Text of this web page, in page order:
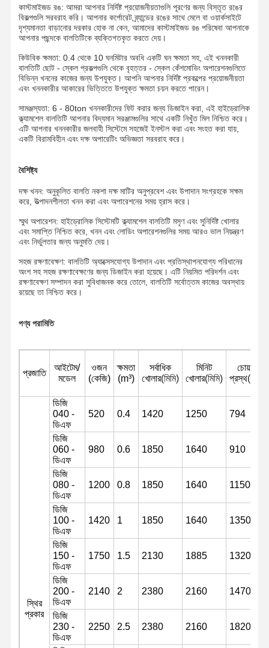
আমাদের সম্পর্কে কারখানা ভ্রমণ মান নিয়ন্ত্রণ খবর
সব ক্ষেত্রেই
উদ্ধৃতির জন্য
আন্ডারকার্সির অংশ
ট্র্যাক রোলার
ক্যারিয়ার রোলার
ফ্রন্ট আইডলার
চেইন স্প্রোক্ট
কাস্টমাইজড রঙ: আমরা আপনার নির্দিষ্ট প্রয়োজনীয়তাগুলি পূরণের জন্য বিস্তৃত রঙের
বিকল্পগুলি সরবরাহ করি। আপনার কর্পোরেট ব্র্যান্ডের রঙের সাথে মেলে বা ওয়ার্কসাইটে
দৃশ্যমানতা বাড়ানোর দরকার হোক না কেন, আমাদের কাস্টমাইজড রঙ পরিষেবা আপনাকে
আপনার পছন্দকে বালতিটিকে ব্যক্তিগতকৃত করতে দেয়।
কিউবিক ক্ষমতা: 0.4 থেকে 10 ঘনমিটার অবধি একটি ঘন ক্ষমতা সহ, এই খননকারী
বালতিটি ছোট - স্কেল প্রকল্পগুলি থেকে বৃহত্তর - স্কেল কেঁশমোভিং অপারেশনগুলিতে
বিভিন্ন খননের কাজের জন্য উপযুক্ত। আপনি আপনার নির্দিষ্ট প্রকল্পের প্রয়োজনীয়তা
এবং খননকারীর আকারের ভিত্তিতে উপযুক্ত ক্ষমতা চয়ন করতে পারেন।
সামঞ্জস্যতা: 6 - 80ton খননকারীদের ফিট করার জন্য ডিজাইন করা, এই হাইড্রোলিক
ক্ল্যামশেল বালতিটি আপনার বিদ্যমান সরঞ্জামগুলির সাথে একটি নিখুঁত মিল নিশ্চিত করে।
এটি আপনার খননকারীর জলবাহী সিস্টেমে সহজেই ইনস্টল করা এবং সংহত করা যায়,
একটি বিরামবিহীন এবং দক্ষ অপারেটিং অভিজ্ঞতা সরবরাহ করে।
বৈশিষ্ট্য
দক্ষ খনন: অনুকূলিত বালতি নকশা দক্ষ মাটির অনুপ্রবেশ এবং উপাদান সংগ্রহকে সক্ষম
করে, উত্পাদনশীলতা খনন করা এবং অপারেশনের সময় হ্রাস করে।
স্মুথ অপারেশন: হাইড্রোলিক সিস্টেমটি ক্ল্যামশেল বালতিটি মসৃণ এবং সুনির্দিষ্ট খোলার
এবং সমাপ্তি নিশ্চিত করে, খনন এবং লোডিং অপারেশনগুলির সময় আরও ভাল নিয়ন্ত্রণ
এবং নির্ভুলতার জন্য অনুমতি দেয়।
সহজ রক্ষণাবেক্ষণ: বালতিটি অ্যাক্সেসযোগ্য উপাদান এবং প্রতিস্থাপনযোগ্য পরিধানের
অংশ সহ সহজ রক্ষণাবেক্ষণের জন্য ডিজাইন করা হয়েছে। এটি নিয়মিত পরিদর্শন এবং
রক্ষণাবেক্ষণ সম্পাদন করা সুবিধাজনক করে তোলে, বালতিটি সর্বোত্তম কাজের অবস্থায়
রয়েছে তা নিশ্চিত করে।
পণ্য পরামিতি
প্রজাতি
আইটেম/
মডেল
ওজন
(কেজি)
ক্ষমতা
(m³)
সর্বাধিক
খোলার(মিমি)
মিনিট
খোলার(মিমি)
চোয়াল
প্রস্থ(মিমি)
স্থির
প্রকার
ডিজি
040 -
ডিএফ
520 0.4 1420 1250 794
ডিজি
060 -
ডিএফ
980 0.6 1850 1640 910
ডিজি
080 -
ডিএফ
1200 0.8 1850 1640 1150
ডিজি
100 -
ডিএফ
1420 1 1850 1640 1350
ডিজি
150 -
ডিএফ
1750 1.5 2130 1885 1320
ডিজি
200 -
ডিএফ
2140 2 2380 2160 1470
ডিজি
230 -
ডিএফ
2250 2.5 2380 2160 1820